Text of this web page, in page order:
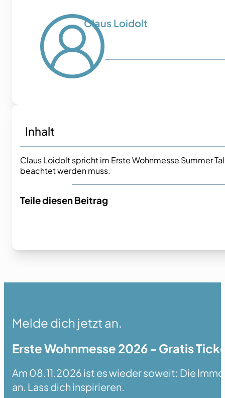
Claus Loidolt
Inhalt
Claus Loidolt spricht im Erste Wohnmesse Summer
beachtet werden muss.
Teile diesen Beitrag
Melde dich jetzt an.
Erste Wohnmesse 2026 - Gratis
Am 08.11.2026 ist es wieder soweit: Die
an. Lass dich inspirieren.